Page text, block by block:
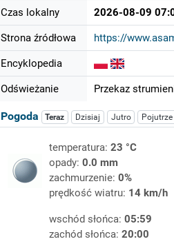
Czas lokalny 2026-08-09
Strona źródłowa https://
Encyklopedia
Odświeżanie Przekaz
Pogoda Teraz Dzisiaj Jutro Pojutrze
temperatura: 23 °C
opady: 0.0 mm
zachmurzenie: 0%
prędkość wiatru: 14 km/h
wschód słońca: 05:59
zachód słońca: 20:00